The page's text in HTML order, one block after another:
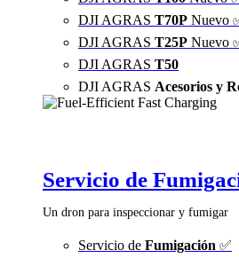
DJI AGRAS T70P Nuevo
DJI AGRAS T25P Nuevo
DJI AGRAS T50
DJI AGRAS Acesorios y
Servicio de
Un dron para inspeccionar y fumigar
Servicio de Fumigación ✅